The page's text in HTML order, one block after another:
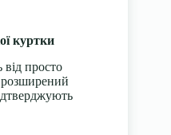
куртки
від просто